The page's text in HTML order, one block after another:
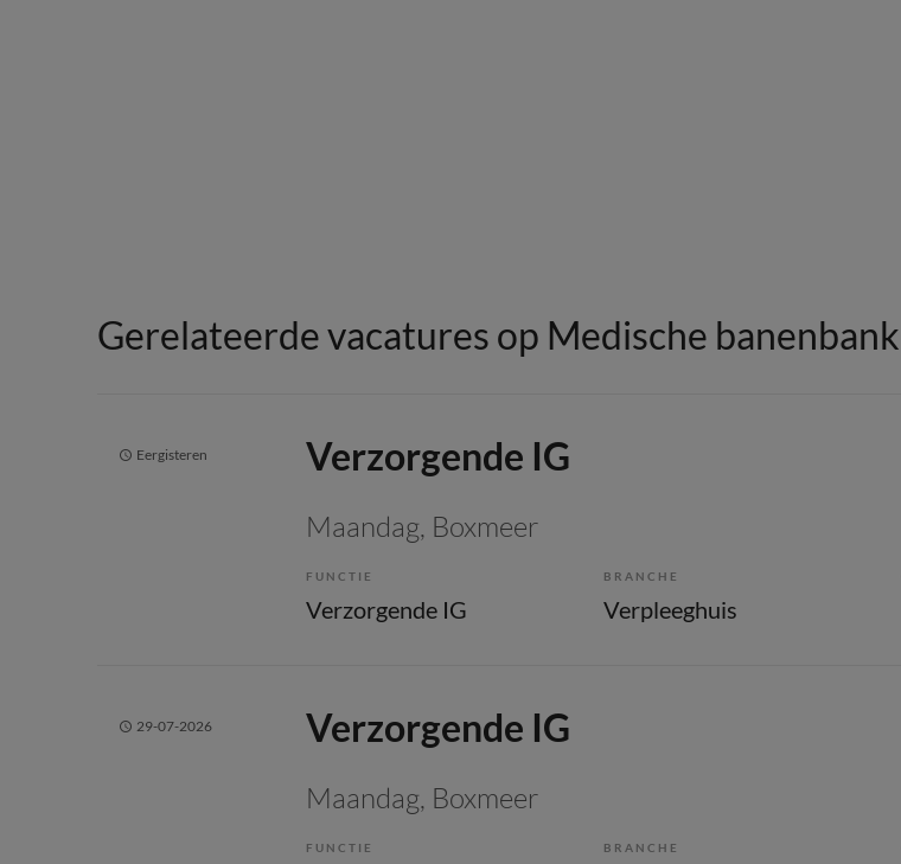
Gerelateerde vacatures op Medische
Eergisteren Verzorgende IG
Maandag, Boxmeer
FUNCTIE
Verzorgende IG
BRANCHE
Verpleeghuis
29-07-2026 Verzorgende IG
Maandag, Boxmeer
FUNCTIE BRANCHE